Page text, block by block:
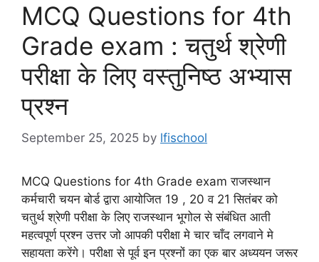
MCQ Questions for 4th
Grade exam : चतुर्थ श्रेणी
परीक्षा के लिए वस्तुनिष्ठ अभ्यास
प्रश्न
September 25, 2025 by lfischool
MCQ Questions for 4th Grade exam राजस्थान
कर्मचारी चयन बोर्ड द्वारा आयोजित 19 , 20 व 21 सितंबर को
चतुर्थ श्रेणी परीक्षा के लिए राजस्थान भूगोल से संबंधित आती
महत्वपूर्ण प्रश्न उत्तर जो आपकी परीक्षा मे चार चाँद लगवाने मे
सहायता करेंगे। परीक्षा से पूर्व इन प्रश्नों का एक बार अध्ययन जरूर